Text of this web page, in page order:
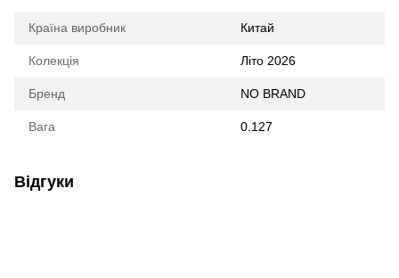
Країна виробник Китай
Колекція Літо 2026
Бренд NO BRAND
Вага 0.127
Відгуки